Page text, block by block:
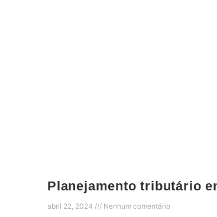
Planejamento tributário
abril 22, 2024 Nenhum comentário